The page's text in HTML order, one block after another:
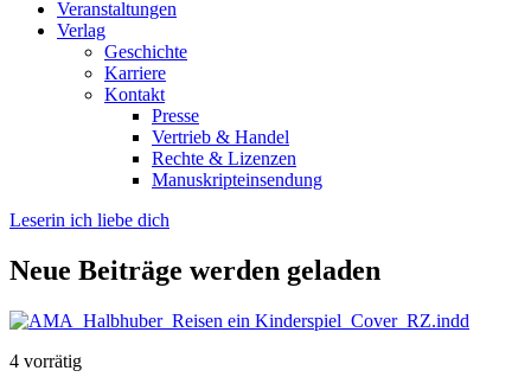
Veranstaltungen
Verlag
Geschichte
Karriere
Kontakt
Presse
Vertrieb & Handel
Rechte & Lizenzen
Manuskripteinsendung
Leserin ich liebe dich
Neue Beiträge werden geladen
4 vorrätig